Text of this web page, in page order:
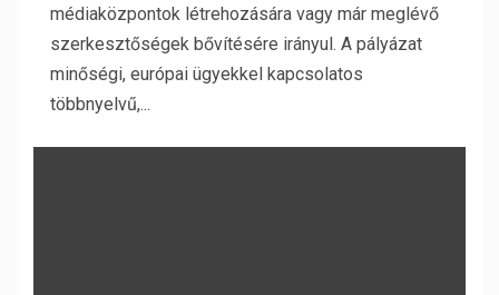
médiaközpontok létrehozására vagy már meglévő
szerkesztőségek bővítésére irányul. A pályázat
minőségi, európai ügyekkel kapcsolatos
többnyelvű,...